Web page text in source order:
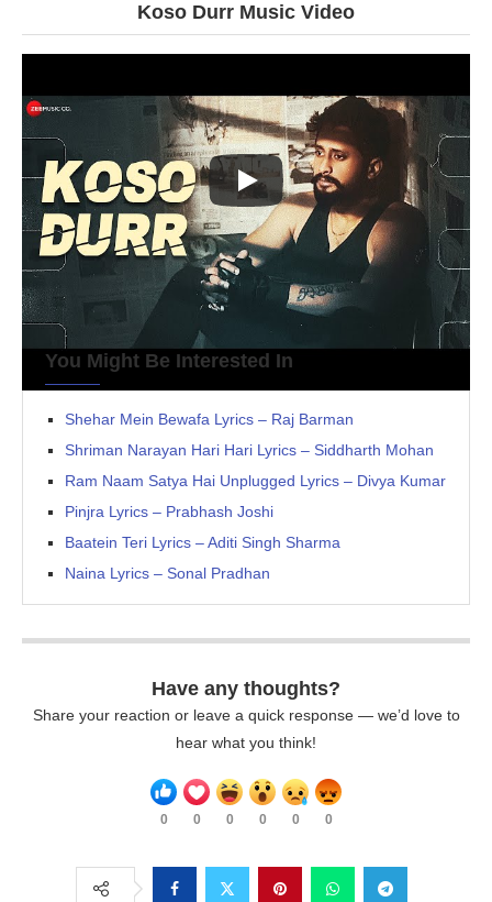
Koso Durr Music Video
You Might Be Interested In
Shehar Mein Bewafa Lyrics – Raj Barman
Shriman Narayan Hari Hari Lyrics – Siddharth Mohan
Ram Naam Satya Hai Unplugged Lyrics – Divya Kumar
Pinjra Lyrics – Prabhash Joshi
Baatein Teri Lyrics – Aditi Singh Sharma
Naina Lyrics – Sonal Pradhan
Have any thoughts?
Share your reaction or leave a quick response — we’d love to
hear what you think!
0 0 0 0 0 0